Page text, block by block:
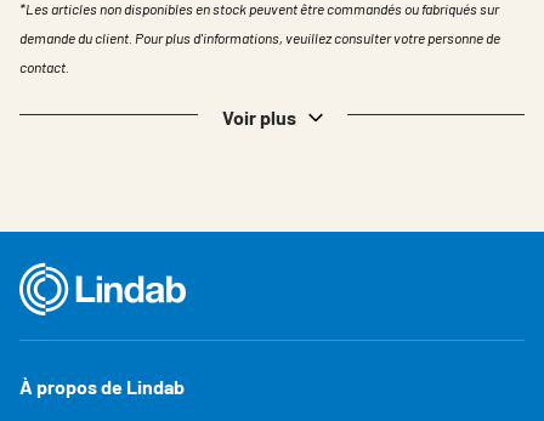
*Les articles non disponibles en stock peuvent être commandés ou fabriqués sur
demande du client. Pour plus d'informations, veuillez consulter votre personne de
contact.
Voir plus
À propos de Lindab